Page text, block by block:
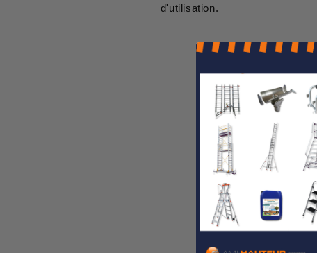
d'utilisation.